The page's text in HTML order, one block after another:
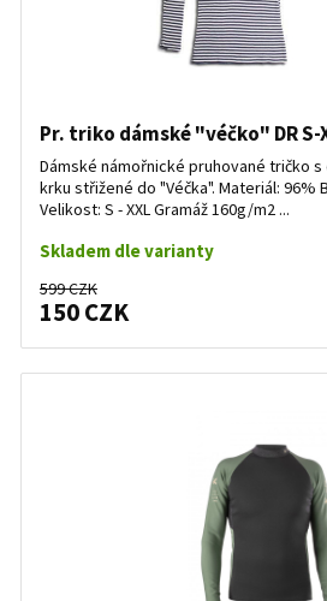
Pr. triko dámské "véčko" DR S-
Dámské námořnické pruhované tričko
krku střižené do "Véčka". Materiál: 96%
Velikost: S - XXL Gramáž 160g/m2 ...
Skladem dle varianty
599 CZK
150 CZK